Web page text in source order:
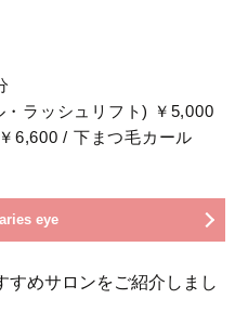
ラッシュリフト) ￥5,000
6,600 / 下まつ毛カール
eye
すめサロンをご紹介しまし